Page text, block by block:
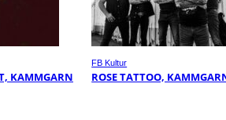
KAMMGARN
FB Kultur
ROSE TATTOO,